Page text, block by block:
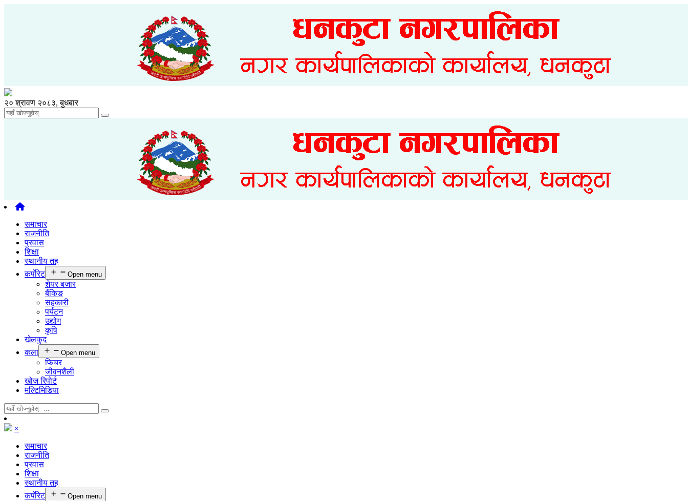
२० श्रावण २०८३, बुधबार
समाचार
राजनीति
प्रवास
शिक्षा
स्थानीय तह
कर्पाेरेट
Open menu
शेयर बजार
बैंकिङ
सहकारी
पर्यटन
उद्योग
कृषि
खेलकुद
कला
Open menu
फिचर
जीवनशैली
खोज रिपोर्ट
मल्टिमिडिया
×
समाचार
राजनीति
प्रवास
शिक्षा
स्थानीय तह
कर्पाेरेट
Open menu